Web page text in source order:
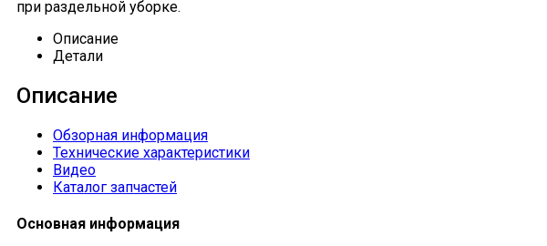
при раздельной уборке.
Описание
Детали
Описание
Обзорная информация
Технические характеристики
Видео
Каталог запчастей
Основная информация